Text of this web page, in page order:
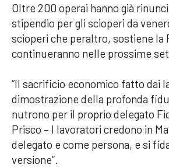
Oltre 200 operai hanno già
stipendio per gli scioperi da
scioperi che peraltro, sostiene la
continueranno nelle prossime
“Il sacrificio economico fatto dai
dimostrazione della profonda
nutrono per il proprio delegato
Prisco – I lavoratori credono in
delegato e come persona, e si
versione”.